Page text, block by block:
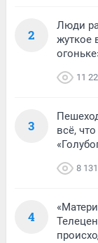
2
Люди
жуткое
11
3
всё,
8 131
4